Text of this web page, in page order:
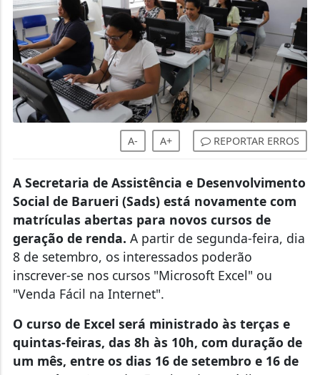
A- A+ REPORTAR ERROS
A Secretaria de Assistência e Desenvolvimento
Social de Barueri (Sads) está novamente com
matrículas abertas para novos cursos de
geração de renda. A partir de segunda-feira, dia
8 de setembro, os interessados poderão
inscrever-se nos cursos "Microsoft Excel" ou
"Venda Fácil na Internet".
O curso de Excel será ministrado às terças e
quintas-feiras, das 8h às 10h, com duração de
um mês, entre os dias 16 de setembro e 16 de